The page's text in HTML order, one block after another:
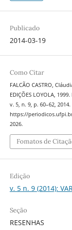
Publicado
2014-03-19
Como Citar
FALCÃO CASTRO,
EDIÇÕES LOYOLA,
v. 5, n. 9, p. 60–62,
https://
2026.
Fomatos de
Edição
v. 5 n. 9 (2014):
Seção
RESENHAS